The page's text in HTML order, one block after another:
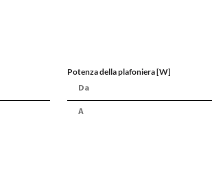
Potenza della plafoniera [W]